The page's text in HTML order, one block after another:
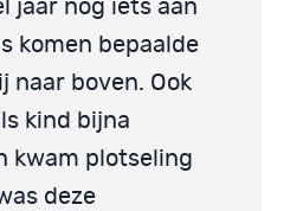
jaar nog iets aan
komen bepaalde
naar boven. Ook
kind bijna
kwam plotseling
deze